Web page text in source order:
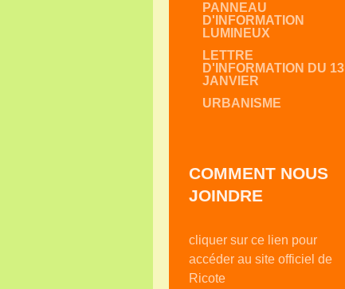
PANNEAU
D'INFORMATION
LUMINEUX
LETTRE
D'INFORMATION DU 13
JANVIER
URBANISME
COMMENT NOUS
JOINDRE
cliquer sur ce lien pour
accéder au site officiel de
Ricote